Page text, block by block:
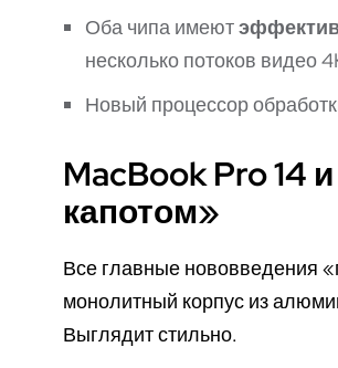
Оба чипа имеют
несколько потоков видео
Новый процессор
MacBook Pro 14
капотом»
Все главные нововведения
монолитный корпус из
Выглядит стильно.